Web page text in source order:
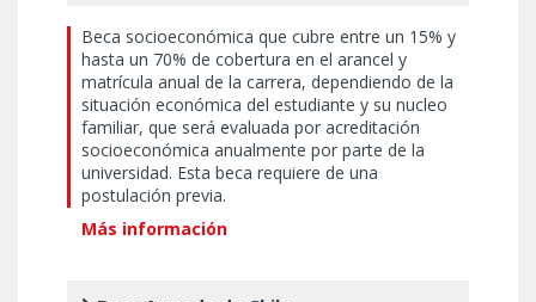
Beca socioeconómica que cubre entre un 15% y
hasta un 70% de cobertura en el arancel y
matrícula anual de la carrera, dependiendo de la
situación económica del estudiante y su nucleo
familiar, que será evaluada por acreditación
socioeconómica anualmente por parte de la
universidad. Esta beca requiere de una
postulación previa.
Más información